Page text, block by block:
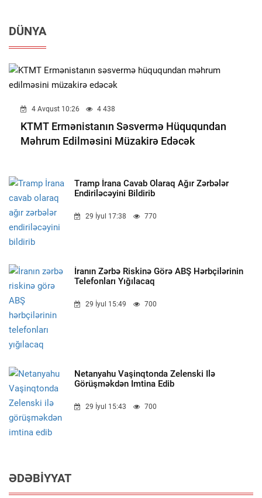
DÜNYA
4 Avqust 10:26 4 438
KTMT Ermənistanın Səsvermə Hüququndan
Məhrum Edilməsini Müzakirə Edəcək
Tramp İrana Cavab Olaraq Ağır Zərbələr
Endiriləcəyini Bildirib
29 İyul 17:38 770
İranın Zərbə Riskinə Görə ABŞ Hərbçilərinin
Telefonları Yığılacaq
29 İyul 15:49 700
Netanyahu Vaşinqtonda Zelenski Ilə
Görüşməkdən Imtina Edib
29 İyul 15:43 700
ƏDƏBIYYAT